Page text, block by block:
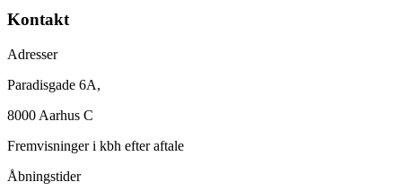
Kontakt
Adresser
Paradisgade 6A,
8000 Aarhus C
Fremvisninger i kbh efter aftale
Åbningstider